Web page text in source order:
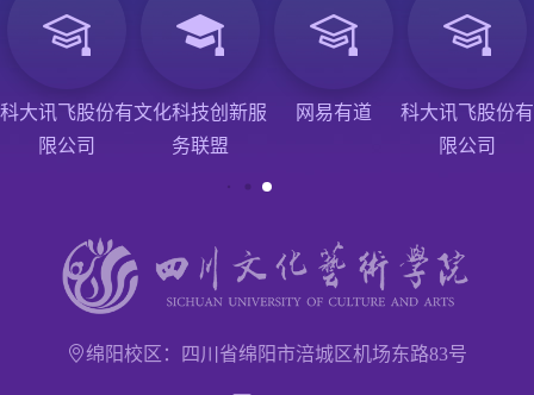
科大讯飞股份有
限公司
文化科技创新服
务联盟
网易有道
科大讯飞股份有
限公司
绵阳校区：四川省绵阳市涪城区机场东路83号